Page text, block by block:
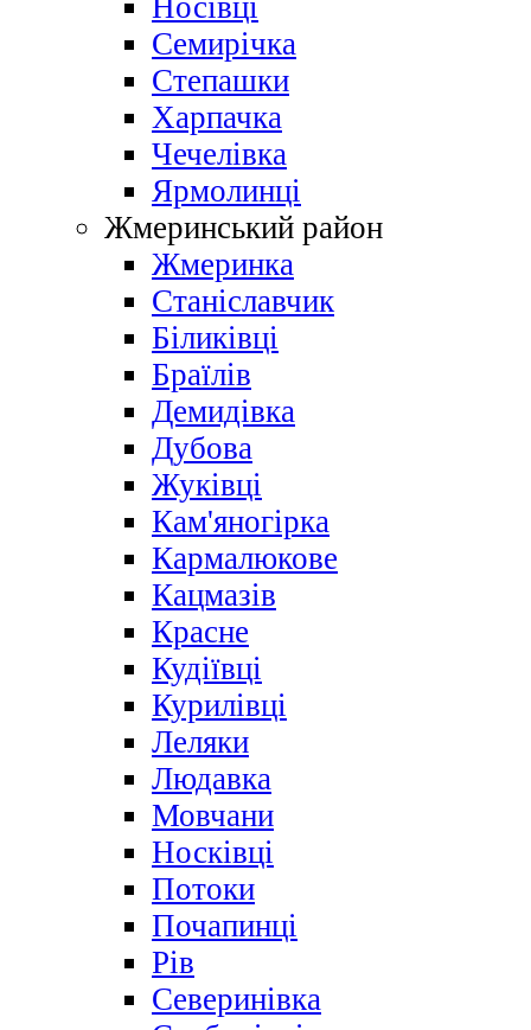
Носівці
Семирічка
Степашки
Харпачка
Чечелівка
Ярмолинці
Жмеринський район
Жмеринка
Станіславчик
Біликівці
Браїлів
Демидівка
Дубова
Жуківці
Кам'яногірка
Кармалюкове
Кацмазів
Красне
Кудіївці
Курилівці
Леляки
Людавка
Мовчани
Носківці
Потоки
Почапинці
Рів
Северинівка